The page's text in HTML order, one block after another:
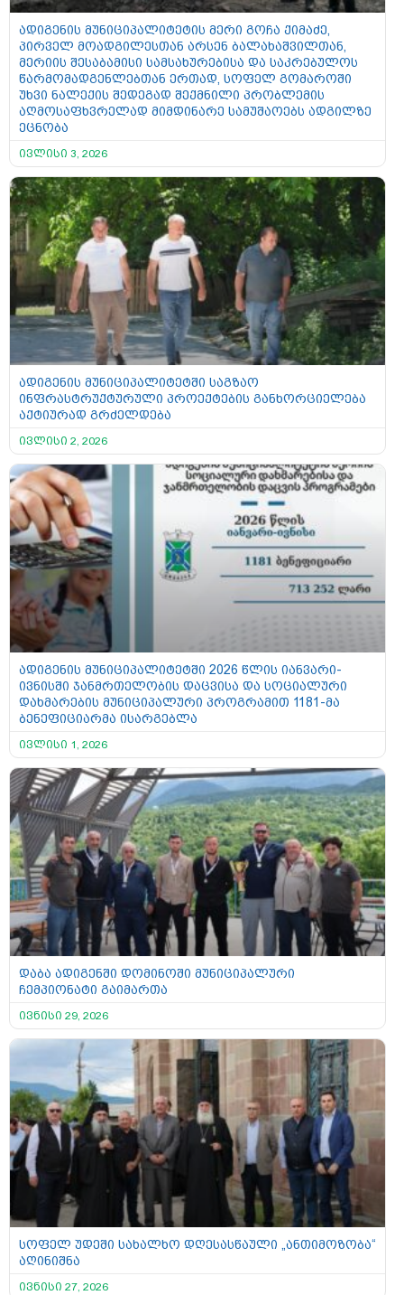
ადიგენის მუნიციპალიტეტის მერი გოჩა ქიმაძე,
პირველ მოადგილესთან არსენ ბალახაშვილთან,
მერიის შესაბამისი სამსახურებისა და საკრებულოს
წარმომადგენლებთან ერთად, სოფელ გომაროში
უხვი ნალექის შედეგად შექმნილი პრობლემის
აღმოსაფხვრელად მიმდინარე სამუშაოებს ადგილზე
ეცნობა
ივლისი 3, 2026
ადიგენის მუნიციპალიტეტში საგზაო
ინფრასტრუქტურული პროექტების განხორციელება
აქტიურად გრძელდება
ივლისი 2, 2026
ადიგენის მუნიციპალიტეტში 2026 წლის იანვარი-
ივნისში ჯანმრთელობის დაცვისა და სოციალური
დახმარების მუნიციპალური პროგრამით 1181-მა
ბენეფიციარმა ისარგებლა
ივლისი 1, 2026
დაბა ადიგენში დომინოში მუნიციპალური
ჩემპიონატი გაიმართა
ივნისი 29, 2026
სოფელ უდეში სახალხო დღესასწაული „ანთიმოზობა“
აღინიშნა
ივნისი 27, 2026